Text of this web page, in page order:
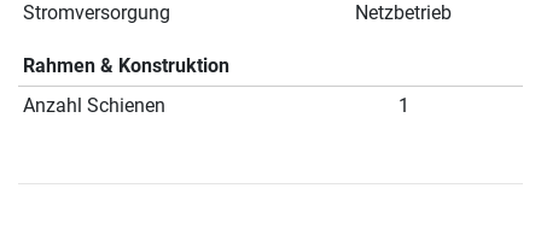
Stromversorgung
Netzbetrieb
Rahmen & Konstruktion
Anzahl Schienen
1